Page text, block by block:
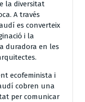
la diversitat
A través
es converteix
i la
duradora en les
ecofeminista i
cobren una
per comunicar